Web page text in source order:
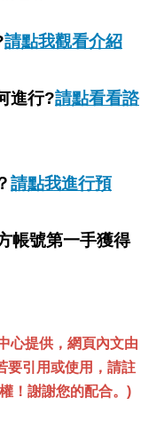
請點我觀看介紹
進行?請點看看諮
請點我進行預
帳號第一手獲得
心提供，網頁內文由
要引用或使用，請註
！謝謝您的配合。)